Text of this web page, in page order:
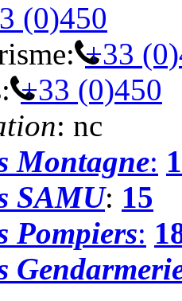
(0)450
+33
+33 (0)450
: nc
Montagne:
SAMU: 15
Pompiers: